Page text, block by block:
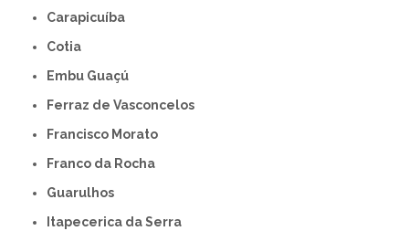
Carapicuíba
Cotia
Embu Guaçú
Ferraz de Vasconcelos
Francisco Morato
Franco da Rocha
Guarulhos
Itapecerica da Serra